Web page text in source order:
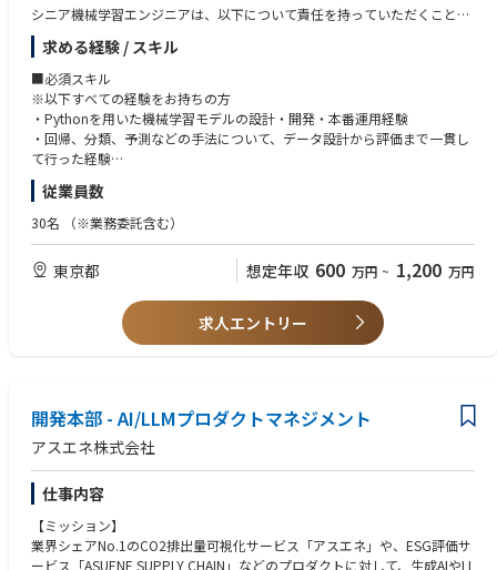
【開発環境】
・ソースコード管理: GitHub
・情報共有: Slack, Helpfeel Cosense
・タスク管理: Helpfeel Cosense
・オフィスアプリケーション: Google Workspace
【利用ツール】
・GitHub
・CircleCI
・Autify
・Sentry
・Logentries
・Helpfeel
シニア機械学習エンジニアは、以下について責任を持っていただくことを
想定しています。
・解決したい課題に対して、機械学習を用いることが妥当か
・どのデータを、どのような前提で利用するか
・何を評価指標とし、どの水準を目指すか
・モデルが業務上の価値を提供しているか
・本番環境で安定して利用・改善できる設計になっているか
・技術的な判断と検証結果が再現可能な形で残されているか
▍業務内容
課題設定・技術検証
機械学習、ルールベース、既存機能などの解決手段の比較
PoC、フィージビリティスタディの設計・実施
②データ分析・モデル開発
回帰、分類、予測、異常検知などのモデル開発
自然言語処理、LLM、生成AIを活用した機能開発
既存モデルや解析ロジックの精度・処理性能の改善
③プロダクトへの組み込み
バッチ処理、API、データパイプラインの設計・実装
AWS上の学習・推論環境の設計
求める経験 / スキル
■必須スキル
※以下すべての経験をお持ちの方
・Pythonを用いた機械学習モデルの設計・開発・本番運用経験
・回帰、分類、予測などの手法について、データ設計から評価まで一貫し
て行った経験
・Git、Dockerなどを用いたチーム開発経験
■歓迎スキル
・Amazon SageMakerを用いた開発・運用経験
・テーブルデータに対する勾配ブースティング系モデルの開発経験
・自然言語処理、LLM、生成AIを用いたプロダクト開発経験
・RAG、Embedding、ベクトル検索を用いたシステム開発経験
・大規模または複雑な業務データを扱った経験
■求める人物像
・機械学習を使うこと自体ではなく、業務課題を解決することに関心があ
る方
・複雑なモデルを選ぶ前に、シンプルな解決方法も比較できる方
・精度だけでなく、運用、保守、コスト、説明可能性を考えられる方
・データや要件が整っていない状況でも、必要な前提を整理できる方
・研究やPoCで終わらず、ユーザーが利用できる状態まで実装したい方
従業員数
30名 （※業務委託含む）
東京都 想定年収 600 万円 ~ 1,200 万円
求人エントリー
開発本部 - AI/LLMプロダクトマネジメント
アスエネ株式会社
仕事内容
【ミッション】
業界シェアNo.1のCO2排出量可視化サービス「アスエネ」や、ESG評価サ
ービス「ASUENE SUPPLY CHAIN」などのプロダクトに対して、生成AIやLL